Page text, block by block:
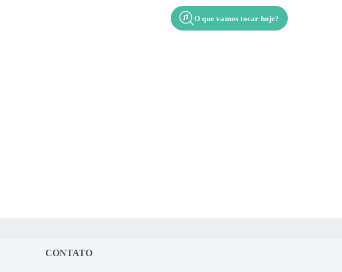
O que vamos tocar hoje?
CONTATO